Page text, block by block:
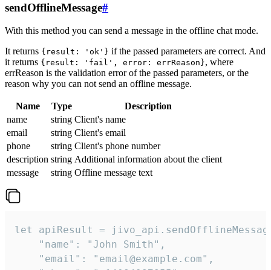
sendOfflineMessage#
With this method you can send a message in the offline chat mode.
It returns {result: 'ok'} if the passed parameters are correct. And
it returns {result: 'fail', error: errReason}, where
errReason is the validation error of the passed parameters, or the
reason why you can not send an offline message.
Name Type
Description
name
string Client's name
email
string Client's email
phone
string Client's phone number
description string Additional information about the client
message
string Offline message text
let apiResult =
    "name": "John Smith",
    "email": "email@example.com",